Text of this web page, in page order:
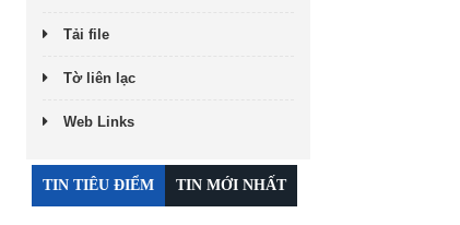
Tải file
Tờ liên lạc
Web Links
TIN TIÊU ĐIỂM TIN MỚI NHẤT